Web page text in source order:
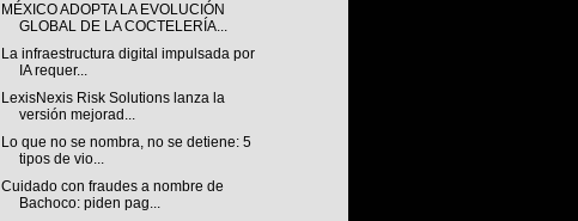
MÉXICO ADOPTA LA EVOLUCIÓN
GLOBAL DE LA COCTELERÍA...
La infraestructura digital impulsada por
IA requer...
LexisNexis Risk Solutions lanza la
versión mejorad...
Lo que no se nombra, no se detiene: 5
tipos de vio...
Cuidado con fraudes a nombre de
Bachoco: piden pag...